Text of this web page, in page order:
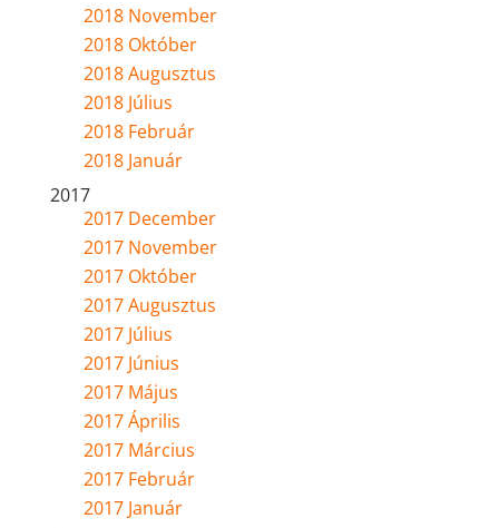
2018 November
2018 Október
2018 Augusztus
2018 Július
2018 Február
2018 Január
2017
2017 December
2017 November
2017 Október
2017 Augusztus
2017 Július
2017 Június
2017 Május
2017 Április
2017 Március
2017 Február
2017 Január